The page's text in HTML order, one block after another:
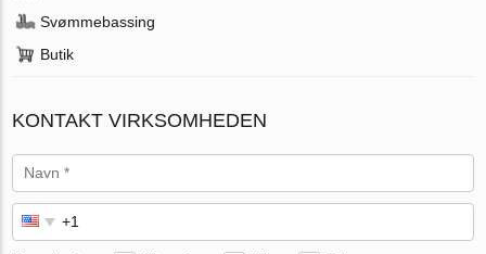
Svømmebassing
Butik
KONTAKT VIRKSOMHEDEN